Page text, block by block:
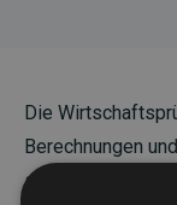
Die
Berechnungen
sicherzustellen.